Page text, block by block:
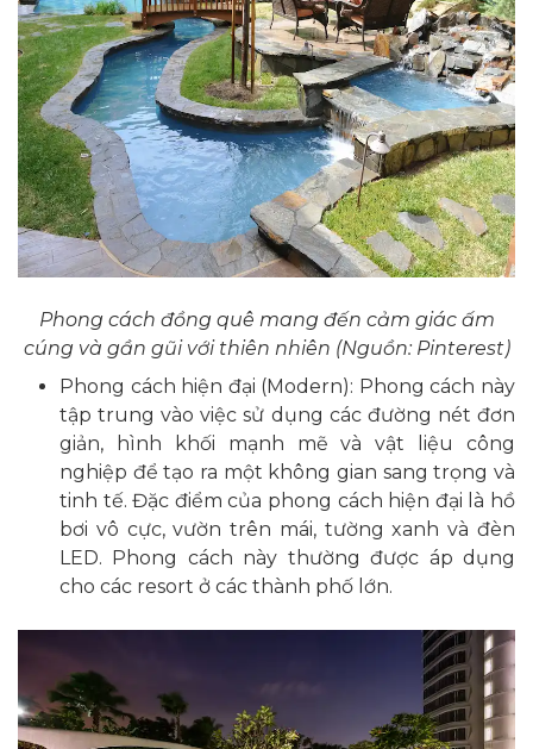
Phong cách đồng quê mang đến cảm giác ấm
cúng và gần gũi với thiên nhiên (Nguồn: Pinterest)
Phong cách hiện đại (Modern): Phong cách này
tập trung vào việc sử dụng các đường nét đơn
giản, hình khối mạnh mẽ và vật liệu công
nghiệp để tạo ra một không gian sang trọng và
tinh tế. Đặc điểm của phong cách hiện đại là hồ
bơi vô cực, vườn trên mái, tường xanh và đèn
LED. Phong cách này thường được áp dụng
cho các resort ở các thành phố lớn.